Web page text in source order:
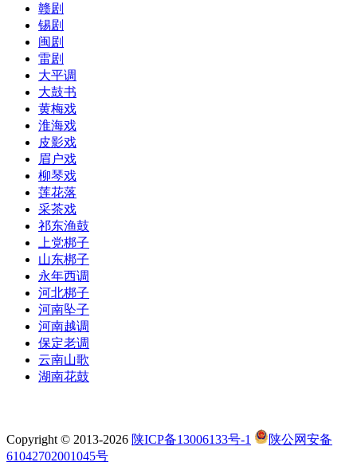
赣剧
锡剧
闽剧
雷剧
大平调
大鼓书
黄梅戏
淮海戏
皮影戏
眉户戏
柳琴戏
莲花落
采茶戏
祁东渔鼓
上党梆子
山东梆子
永年西调
河北梆子
河南坠子
河南越调
保定老调
云南山歌
湖南花鼓
Copyright © 2013-2026 陕ICP备13006133号-1
陕公网安备
61042702001045号